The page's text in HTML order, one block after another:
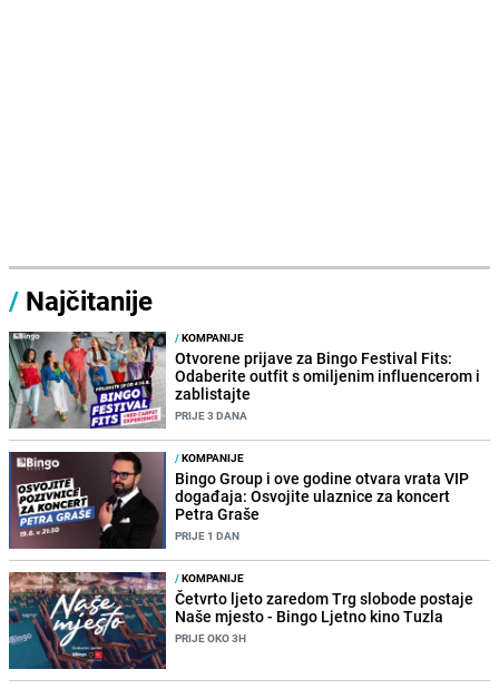
/ Najčitanije
/KOMPANIJE
Otvorene prijave za Bingo Festival Fits:
Odaberite outfit s omiljenim influencerom i
zablistajte
PRIJE 3 DANA
/KOMPANIJE
Bingo Group i ove godine otvara vrata VIP
događaja: Osvojite ulaznice za koncert
Petra Graše
PRIJE 1 DAN
/KOMPANIJE
Četvrto ljeto zaredom Trg slobode postaje
Naše mjesto - Bingo Ljetno kino Tuzla
PRIJE OKO 3H